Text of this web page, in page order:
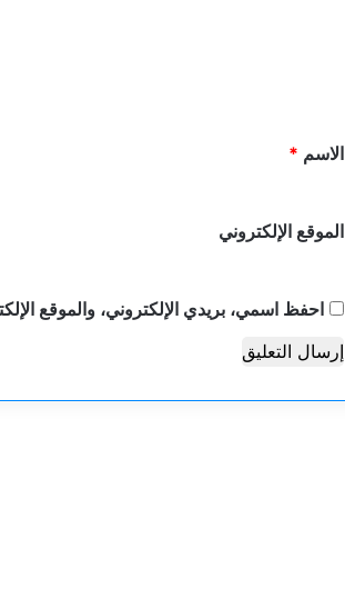
الاسم *
الموقع الإلكتروني
احفظ اسمي، بريدي الإلكتروني، والموقع